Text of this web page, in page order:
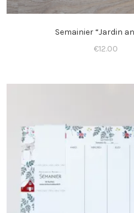
Semainier “Jardin
€12.00